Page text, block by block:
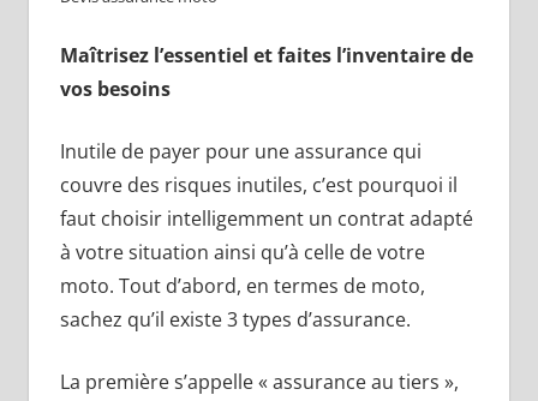
Maîtrisez l’essentiel et faites l’inventaire de
vos besoins
Inutile de payer pour une assurance qui
couvre des risques inutiles, c’est pourquoi il
faut choisir intelligemment un contrat adapté
à votre situation ainsi qu’à celle de votre
moto. Tout d’abord, en termes de moto,
sachez qu’il existe 3 types d’assurance.
La première s’appelle « assurance au tiers »,